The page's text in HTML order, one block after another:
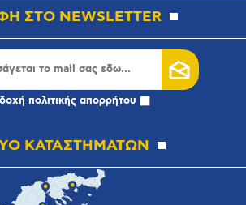
ΣΤΟ NEWSLETTER
πολιτικής απορρήτου
ΚΑΤΑΣΤΗΜΑΤΩΝ